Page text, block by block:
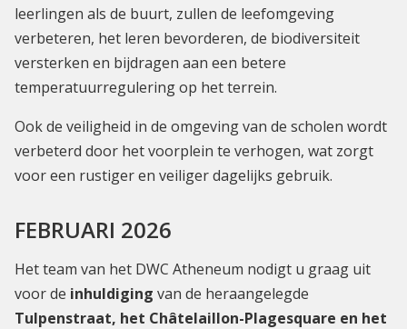
leerlingen als de buurt, zullen de leefomgeving
verbeteren, het leren bevorderen, de biodiversiteit
versterken en bijdragen aan een betere
temperatuurregulering op het terrein.
Ook de veiligheid in de omgeving van de scholen wordt
verbeterd door het voorplein te verhogen, wat zorgt
voor een rustiger en veiliger dagelijks gebruik.
FEBRUARI 2026
Het team van het DWC Atheneum nodigt u graag uit
voor de inhuldiging van de heraangelegde
Tulpenstraat, het Châtelaillon-Plagesquare en het